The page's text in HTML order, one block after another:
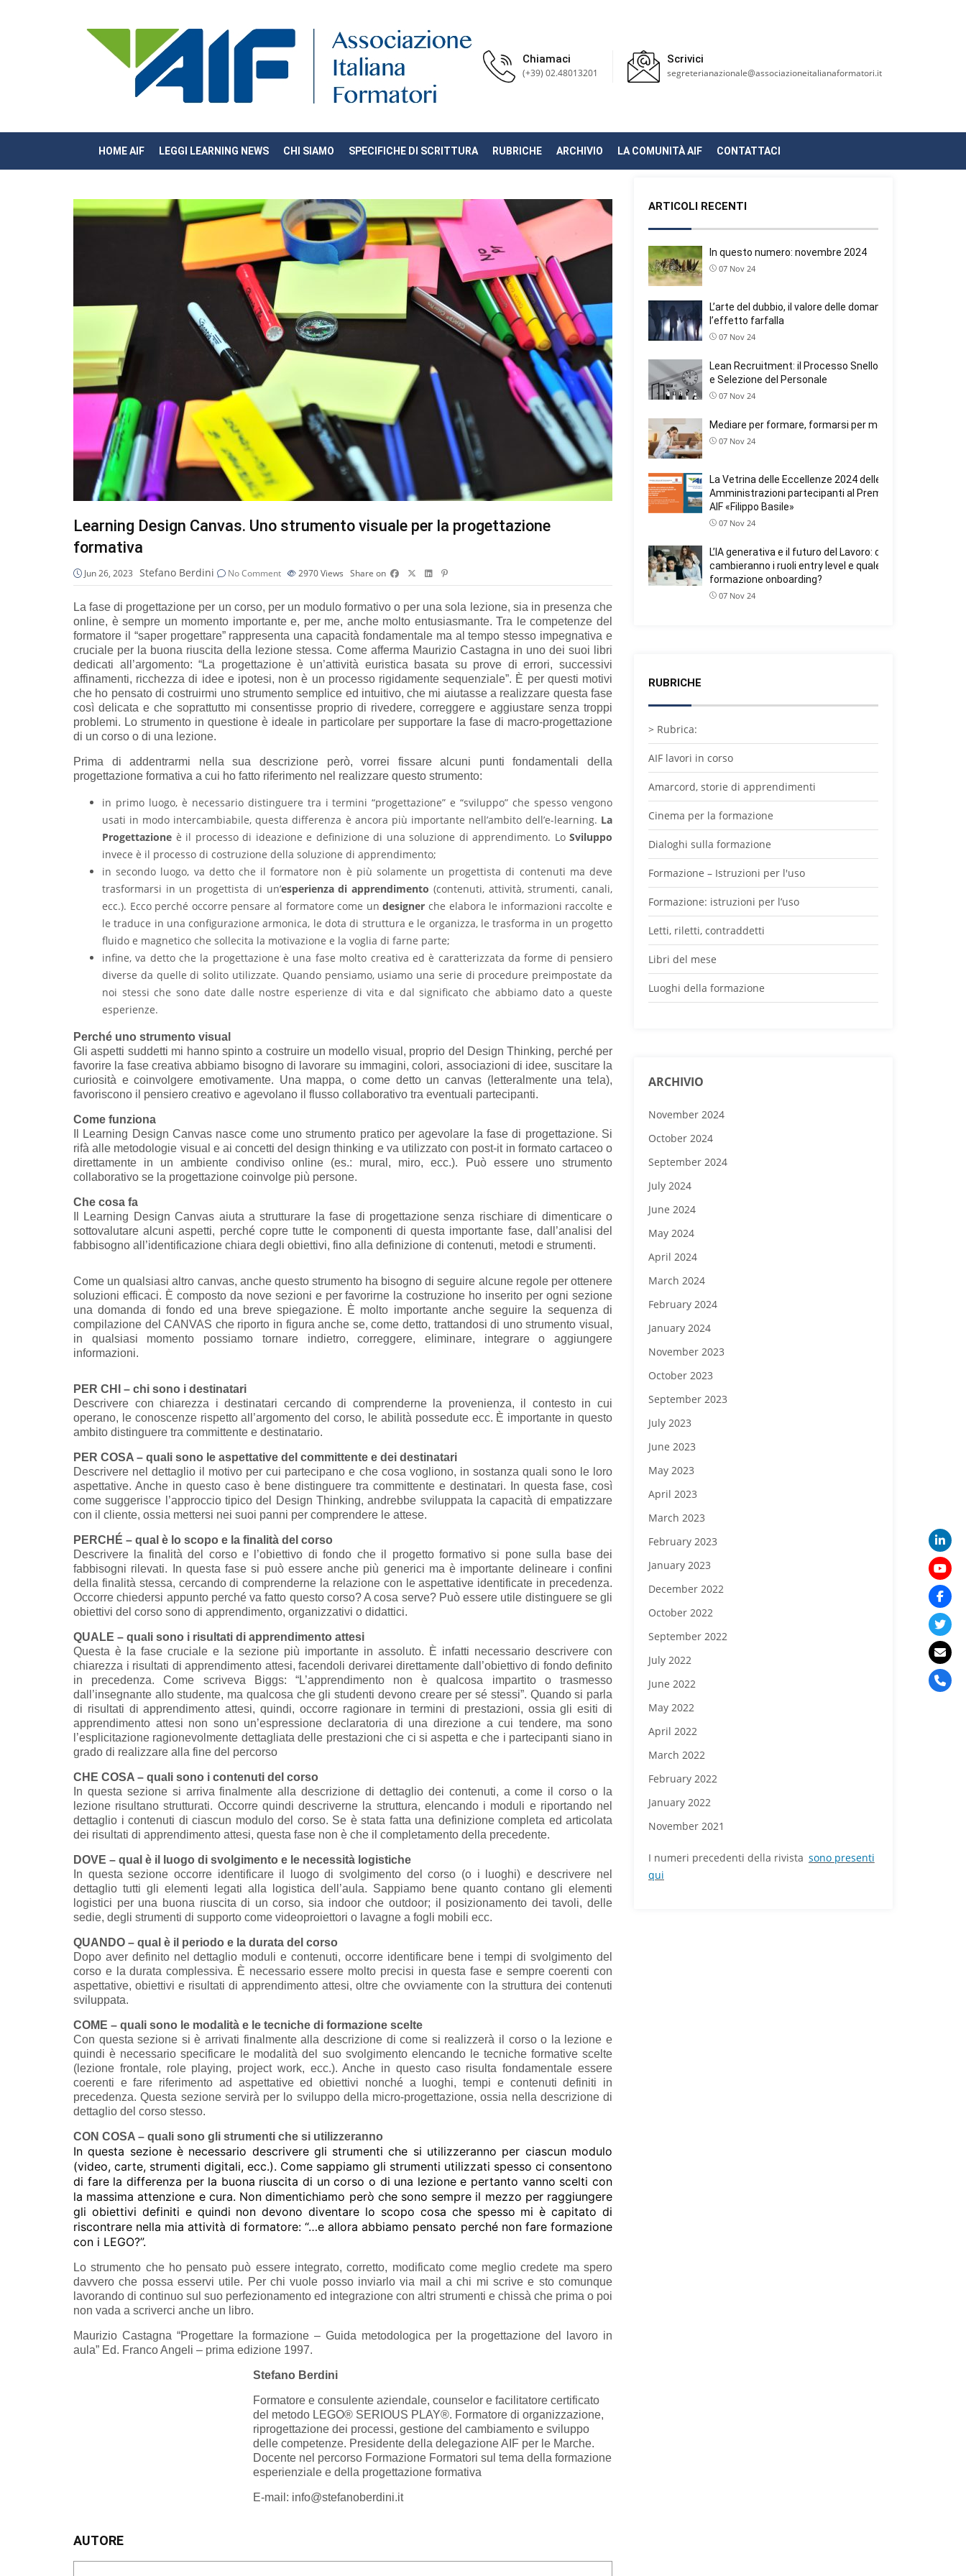
Chiamaci
(+39) 02.48013201
Scrivici
segreterianazionale@associazioneitalianaformatori.it
HOME AIF LEGGI LEARNING NEWS CHI SIAMO SPECIFICHE DI SCRITTURA RUBRICHE ARCHIVIO LA COMUNITÀ AIF CONTATTACI
Learning Design Canvas. Uno strumento visuale per la progettazione
formativa
Jun 26, 2023 Stefano Berdini No Comment 2970Views Share on
La fase di progettazione per un corso, per un modulo formativo o per una sola lezione, sia in presenza che
online, è sempre un momento importante e, per me, anche molto entusiasmante. Tra le competenze del
formatore il “saper progettare” rappresenta una capacità fondamentale ma al tempo stesso impegnativa e
cruciale per la buona riuscita della lezione stessa. Come afferma Maurizio Castagna in uno dei suoi libri
dedicati all’argomento: “La progettazione è un’attività euristica basata su prove di errori, successivi
affinamenti, ricchezza di idee e ipotesi, non è un processo rigidamente sequenziale”. È per questi motivi
che ho pensato di costruirmi uno strumento semplice ed intuitivo, che mi aiutasse a realizzare questa fase
così delicata e che soprattutto mi consentisse proprio di rivedere, correggere e aggiustare senza troppi
problemi. Lo strumento in questione è ideale in particolare per supportare la fase di macro-progettazione
di un corso o di una lezione.
Prima di addentrarmi nella sua descrizione però, vorrei fissare alcuni punti fondamentali della
progettazione formativa a cui ho fatto riferimento nel realizzare questo strumento:
in primo luogo, è necessario distinguere tra i termini “progettazione” e “sviluppo” che spesso vengono
usati in modo intercambiabile, questa differenza è ancora più importante nell’ambito dell’e-learning. La
Progettazione è il processo di ideazione e definizione di una soluzione di apprendimento. Lo Sviluppo
invece è il processo di costruzione della soluzione di apprendimento;
in secondo luogo, va detto che il formatore non è più solamente un progettista di contenuti ma deve
trasformarsi in un progettista di un’esperienza di apprendimento (contenuti, attività, strumenti, canali,
ecc.). Ecco perché occorre pensare al formatore come undesigner che elabora le informazioni raccolte e
le traduce in una configurazione armonica, le dota di struttura e le organizza, le trasforma in un progetto
fluido e magnetico che sollecita la motivazione e la voglia di farne parte;
infine, va detto che la progettazione è una fase molto creativa ed è caratterizzata da forme di pensiero
diverse da quelle di solito utilizzate. Quando pensiamo, usiamo una serie di procedure preimpostate da
noi stessi che sono date dalle nostre esperienze di vita e dal significato che abbiamo dato a queste
esperienze.
Perché uno strumento visual
Gli aspetti suddetti mi hanno spinto a costruire un modello visual, proprio del Design Thinking, perché per
favorire la fase creativa abbiamo bisogno di lavorare su immagini, colori, associazioni di idee, suscitare la
curiosità e coinvolgere emotivamente. Una mappa, o come detto un canvas (letteralmente una tela),
favoriscono il pensiero creativo e agevolano il flusso collaborativo tra eventuali partecipanti.
Come funziona
Il Learning Design Canvas nasce come uno strumento pratico per agevolare la fase di progettazione. Si
rifà alle metodologie visual e ai concetti del design thinking e va utilizzato con post-it in formato cartaceo o
direttamente in un ambiente condiviso online (es.: mural, miro, ecc.). Può essere uno strumento
collaborativo se la progettazione coinvolge più persone.
Che cosa fa
Il Learning Design Canvas aiuta a strutturare la fase di progettazione senza rischiare di dimenticare o
sottovalutare alcuni aspetti, perché copre tutte le componenti di questa importante fase, dall’analisi del
fabbisogno all’identificazione chiara degli obiettivi, fino alla definizione di contenuti, metodi e strumenti.
Come un qualsiasi altro canvas, anche questo strumento ha bisogno di seguire alcune regole per ottenere
soluzioni efficaci. È composto da nove sezioni e per favorirne la costruzione ho inserito per ogni sezione
una domanda di fondo ed una breve spiegazione. È molto importante anche seguire la sequenza di
compilazione del CANVAS che riporto in figura anche se, come detto, trattandosi di uno strumento visual,
in qualsiasi momento possiamo tornare indietro, correggere, eliminare, integrare o aggiungere
informazioni.
PER CHI – chi sono i destinatari
Descrivere con chiarezza i destinatari cercando di comprenderne la provenienza, il contesto in cui
operano, le conoscenze rispetto all’argomento del corso, le abilità possedute ecc. È importante in questo
ambito distinguere tra committente e destinatario.
PER COSA – quali sono le aspettative del committente e dei destinatari
Descrivere nel dettaglio il motivo per cui partecipano e che cosa vogliono, in sostanza quali sono le loro
aspettative. Anche in questo caso è bene distinguere tra committente e destinatari. In questa fase, così
come suggerisce l’approccio tipico del Design Thinking, andrebbe sviluppata la capacità di empatizzare
con il cliente, ossia mettersi nei suoi panni per comprendere le attese.
PERCHÉ – qual è lo scopo e la finalità del corso
Descrivere la finalità del corso e l’obiettivo di fondo che il progetto formativo si pone sulla base dei
fabbisogni rilevati. In questa fase si può essere anche più generici ma è importante delineare i confini
della finalità stessa, cercando di comprenderne la relazione con le aspettative identificate in precedenza.
Occorre chiedersi appunto perché va fatto questo corso? A cosa serve? Può essere utile distinguere se gli
obiettivi del corso sono di apprendimento, organizzativi o didattici.
QUALE – quali sono i risultati di apprendimento attesi
Questa è la fase cruciale e la sezione più importante in assoluto. È infatti necessario descrivere con
chiarezza i risultati di apprendimento attesi, facendoli derivarei direttamente dall’obiettivo di fondo definito
in precedenza. Come scriveva Biggs: “L’apprendimento non è qualcosa impartito o trasmesso
dall’insegnante allo studente, ma qualcosa che gli studenti devono creare per sé stessi”. Quando si parla
di risultati di apprendimento attesi, quindi, occorre ragionare in termini di prestazioni, ossia gli esiti di
apprendimento attesi non sono un’espressione declaratoria di una direzione a cui tendere, ma sono
l’esplicitazione ragionevolmente dettagliata delle prestazioni che ci si aspetta e che i partecipanti siano in
grado di realizzare alla fine del percorso
CHE COSA – quali sono i contenuti del corso
In questa sezione si arriva finalmente alla descrizione di dettaglio dei contenuti, a come il corso o la
lezione risultano strutturati. Occorre quindi descriverne la struttura, elencando i moduli e riportando nel
dettaglio i contenuti di ciascun modulo del corso. Se è stata fatta una definizione completa ed articolata
dei risultati di apprendimento attesi, questa fase non è che il completamento della precedente.
DOVE – qual è il luogo di svolgimento e le necessità logistiche
In questa sezione occorre identificare il luogo di svolgimento del corso (o i luoghi) e descrivere nel
dettaglio tutti gli elementi legati alla logistica dell’aula. Sappiamo bene quanto contano gli elementi
logistici per una buona riuscita di un corso, sia indoor che outdoor; il posizionamento dei tavoli, delle
sedie, degli strumenti di supporto come videoproiettori o lavagne a fogli mobili ecc.
QUANDO – qual è il periodo e la durata del corso
Dopo aver definito nel dettaglio moduli e contenuti, occorre identificare bene i tempi di svolgimento del
corso e la durata complessiva. È necessario essere molto precisi in questa fase e sempre coerenti con
aspettative, obiettivi e risultati di apprendimento attesi, oltre che ovviamente con la struttura dei contenuti
sviluppata.
COME – quali sono le modalità e le tecniche di formazione scelte
Con questa sezione si è arrivati finalmente alla descrizione di come si realizzerà il corso o la lezione e
quindi è necessario specificare le modalità del suo svolgimento elencando le tecniche formative scelte
(lezione frontale, role playing, project work, ecc.). Anche in questo caso risulta fondamentale essere
coerenti e fare riferimento ad aspettative ed obiettivi nonché a luoghi, tempi e contenuti definiti in
precedenza. Questa sezione servirà per lo sviluppo della micro-progettazione, ossia nella descrizione di
dettaglio del corso stesso.
CON COSA – quali sono gli strumenti che si utilizzeranno
In questa sezione è necessario descrivere gli strumenti che si utilizzeranno per ciascun modulo
(video, carte, strumenti digitali, ecc.). Come sappiamo gli strumenti utilizzati spesso ci consentono
di fare la differenza per la buona riuscita di un corso o di una lezione e pertanto vanno scelti con
la massima attenzione e cura. Non dimentichiamo però che sono sempre il mezzo per raggiungere
gli obiettivi definiti e quindi non devono diventare lo scopo cosa che spesso mi è capitato di
riscontrare nella mia attività di formatore: “…e allora abbiamo pensato perché non fare formazione
con i LEGO?”.
Lo strumento che ho pensato può essere integrato, corretto, modificato come meglio credete ma spero
davvero che possa esservi utile. Per chi vuole posso inviarlo via mail a chi mi scrive e sto comunque
lavorando di continuo sul suo perfezionamento ed integrazione con altri strumenti e chissà che prima o poi
non vada a scriverci anche un libro.
Maurizio Castagna “Progettare la formazione – Guida metodologica per la progettazione del lavoro in
aula” Ed. Franco Angeli – prima edizione 1997.
Stefano Berdini
Formatore e consulente aziendale, counselor e facilitatore certificato
del metodo LEGO® SERIOUS PLAY®. Formatore di organizzazione,
riprogettazione dei processi, gestione del cambiamento e sviluppo
delle competenze. Presidente della delegazione AIF per le Marche.
Docente nel percorso Formazione Formatori sul tema della formazione
esperienziale e della progettazione formativa
E-mail: info@stefanoberdini.it
AUTORE
ARTICOLI RECENTI
In questo numero: novembre 2024
07 Nov 24
L’arte del dubbio, il valore delle domande e
l’effetto farfalla
07 Nov 24
Lean Recruitment: il Processo Snello nella Ricerca
e Selezione del Personale
07 Nov 24
Mediare per formare, formarsi per mediare
07 Nov 24
La Vetrina delle Eccellenze 2024 delle
Amministrazioni partecipanti al Premio Nazionale
AIF «Filippo Basile»
07 Nov 24
L’IA generativa e il futuro del Lavoro: come
cambieranno i ruoli entry level e quale ruolo avrà la
formazione onboarding?
07 Nov 24
RUBRICHE
> Rubrica:
AIF lavori in corso
Amarcord, storie di apprendimenti
Cinema per la formazione
Dialoghi sulla formazione
Formazione – Istruzioni per l'uso
Formazione: istruzioni per l’uso
Letti, riletti, contraddetti
Libri del mese
Luoghi della formazione
ARCHIVIO
November 2024
October 2024
September 2024
July 2024
June 2024
May 2024
April 2024
March 2024
February 2024
January 2024
November 2023
October 2023
September 2023
July 2023
June 2023
May 2023
April 2023
March 2023
February 2023
January 2023
December 2022
October 2022
September 2022
July 2022
June 2022
May 2022
April 2022
March 2022
February 2022
January 2022
November 2021
I numeri precedenti della rivista sono presenti
qui